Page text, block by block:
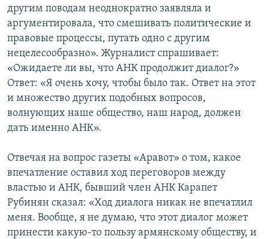
другим поводам неоднократно заявляла и
аргументировала, что смешивать политические и
правовые процессы, путать одно с другим
нецелесообразно». Журналист спрашивает:
«Ожидаете ли вы, что АНК продолжит диалог?»
Ответ: «Я очень хочу, чтобы было так. Ответ на этот
и множество других подобных вопросов,
волнующих наше общество, наш народ, должен
дать именно АНК».
Отвечая на вопрос газеты «Аравот» о том, какое
впечатление оставил ход переговоров между
властью и АНК, бывший член АНК Карапет
Рубинян сказал: «Ход диалога никак не впечатлил
меня. Вообще, я не думаю, что этот диалог может
принести какую-то пользу армянскому обществу, и